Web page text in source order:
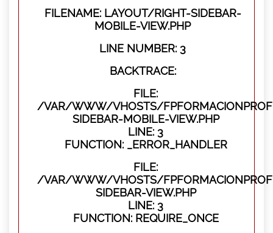
FILENAME: LAYOUT/RIGHT-SIDEBAR-
MOBILE-VIEW.PHP
LINE NUMBER: 3
BACKTRACE:
FILE:
/VAR/WWW/VHOSTS/
SIDEBAR-MOBILE-VIEW.PHP
LINE: 3
FUNCTION: _ERROR_HANDLER
FILE:
/VAR/WWW/VHOSTS/
SIDEBAR-VIEW.PHP
LINE: 3
FUNCTION: REQUIRE_ONCE